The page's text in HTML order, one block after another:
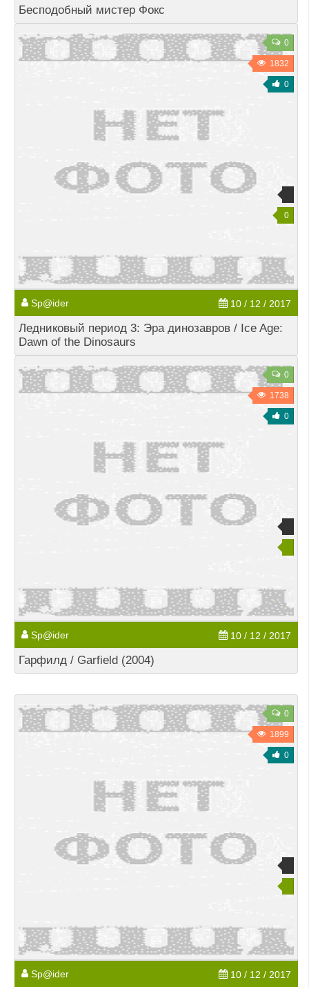
Бесподобный мистер Фокс
0
1832
0
0
Sp@ider 10 / 12 / 2017
Ледниковый период 3: Эра динозавров / Ice Age:
Dawn of the Dinosaurs
0
1738
0
Sp@ider 10 / 12 / 2017
Гарфилд / Garfield (2004)
0
1899
0
Sp@ider 10 / 12 / 2017